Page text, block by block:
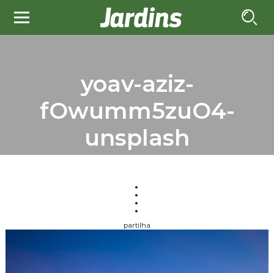
yoav-aziz-
fOwumm5zuO4-
unsplash
partilha